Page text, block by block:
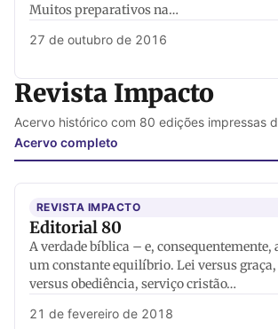
Muitos preparativos na…
27 de outubro de 2016
Revista Impacto
Acervo histórico com 80 edições impressas
Acervo completo
REVISTA IMPACTO
Editorial 80
A verdade bíblica – e, consequentemente,
um constante equilíbrio. Lei versus
versus obediência, serviço cristão…
21 de fevereiro de 2018